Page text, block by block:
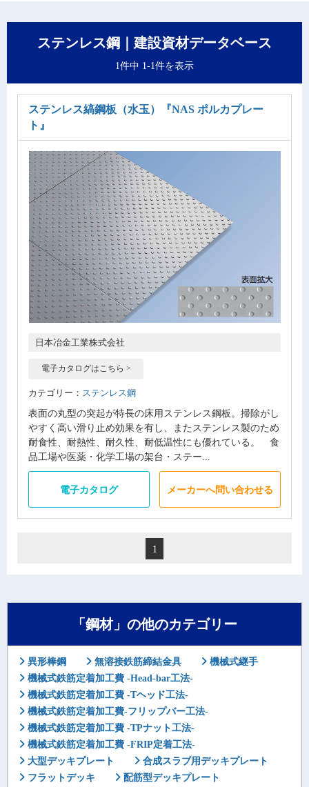
ステンレス鋼｜建設資材データベース
1件中 1-1件を表示
ステンレス縞鋼板（水玉）
『NAS ポルカプレー
ト』
日本冶金工業株式会社
電子カタログはこちら >
カテゴリー： ステンレス鋼
表面の丸型の突起が特長の床用ステンレス鋼板。掃除がし
やすく高い滑り止め効果を有し、またステンレス製のため
耐食性、耐熱性、耐久性、耐低温性にも優れている。 食
品工場や医薬・化学工場の架台・ステー...
電子カタログ メーカーへ問い合わせる
1
「鋼材」の他のカテゴリー
異形棒鋼 無溶接鉄筋締結金具
機械式継手
機械式鉄筋定着加工費 -Head-bar工法-
機械式鉄筋定着加工費 -Tヘッド工法-
機械式鉄筋定着加工費-フリップバー工法-
機械式鉄筋定着加工費 -TPナット工法-
機械式鉄筋定着加工費 -FRIP定着工法-
大型デッキプレート
合成スラブ用デッキプレート
フラットデッキ
配筋型デッキプレート